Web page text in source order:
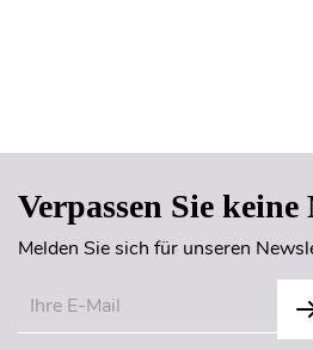
Verpassen Sie keine
Melden Sie sich für unseren